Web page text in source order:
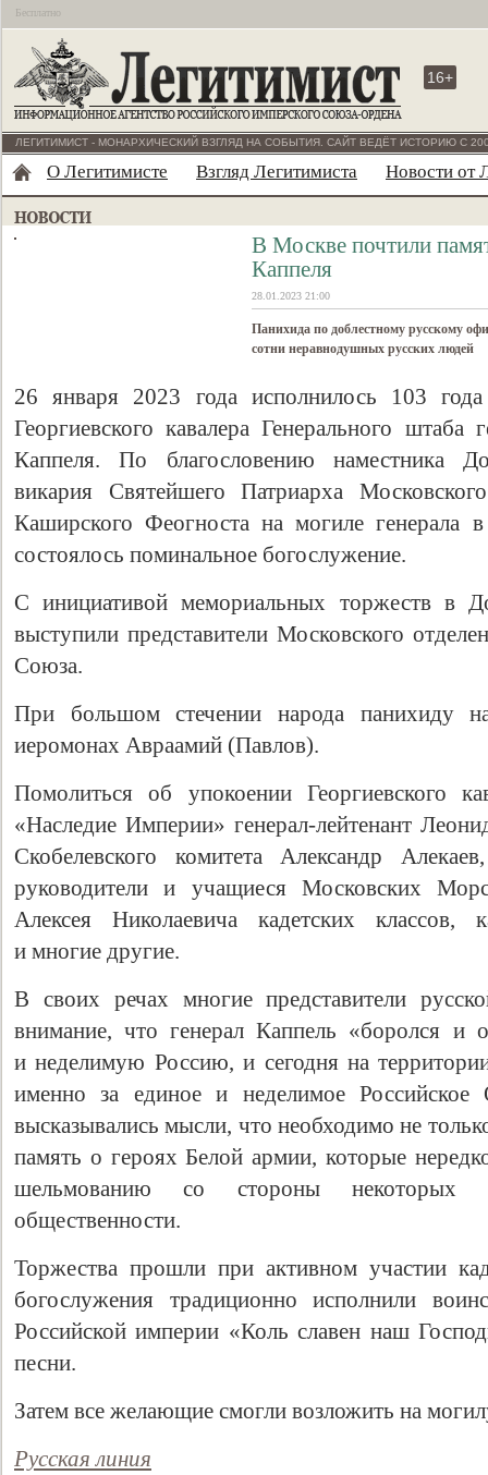
Бесплатно
16+
ЛЕГИТИМИСТ - МОНАРХИЧЕСКИЙ ВЗГЛЯД НА СОБЫТИЯ. САЙТ ВЕДЁТ ИСТОРИЮ С
О Легитимисте Взгляд Легитимиста Новости от
В Москве почтили
Каппеля
28.01.2023 21:00
Панихида по доблестному русскому
сотни неравнодушных русских людей
26 января 2023 года исполнилось 103
Георгиевского кавалера Генерального штаба
Каппеля. По благословению наместника
викария Святейшего Патриарха
Каширского Феогноста на могиле генерала
состоялось поминальное богослужение.
С инициативой мемориальных торжеств в
выступили представители Московского
Союза.
При большом стечении народа панихиду
иеромонах Авраамий (Павлов).
Помолиться об упокоении Георгиевского
«Наследие Империи» генерал-лейтенант
Скобелевского комитета Александр
руководители и учащиеся Московских
Алексея Николаевича кадетских классов,
и многие другие.
В своих речах многие представители
внимание, что генерал Каппель «боролся
и неделимую Россию, и сегодня на
именно за единое и неделимое
высказывались мысли, что необходимо не
память о героях Белой армии, которые
шельмованию со стороны некоторых
общественности.
Торжества прошли при активном участии
богослужения традиционно исполнили
Российской империи «Коль славен наш
песни.
Затем все желающие смогли возложить на
Русская линия